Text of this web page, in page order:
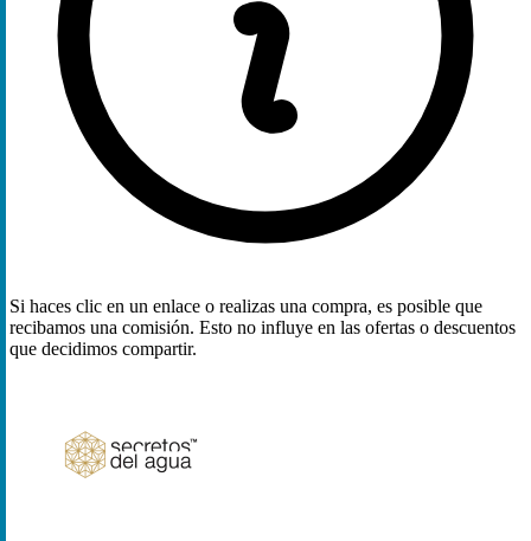
Si haces clic en un enlace o realizas una compra, es posible que
recibamos una comisión. Esto no influye en las ofertas o descuentos
que decidimos compartir.